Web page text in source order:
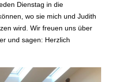
Dienstag in die
wo sie mich und Judith
wird. Wir freuen uns über
und sagen: Herzlich